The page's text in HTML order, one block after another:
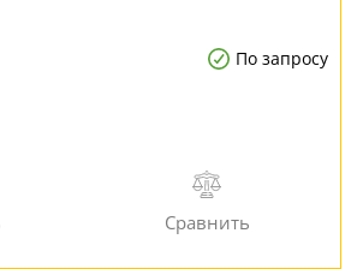
По запросу